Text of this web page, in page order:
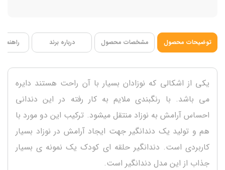
توضیحات محصول مشخصات محصول درباره برند
یکی از اشکالی که نوزادان بسیار با آن راحت هستند دایره
می باشد. با رنگبندی ملایم به کار رفته در این دندانی
احساس آرامش به نوزاد منتقل میشود. ترکیب این دو مورد با
هم و تولید یک دندانگیر جهت ایجاد آرامش در نوزاد بسیار
کاربردی است. دندانگیر حلقه ای کودک یک نمونه ی بسیار
جذاب از این مدل دندانگیر است.